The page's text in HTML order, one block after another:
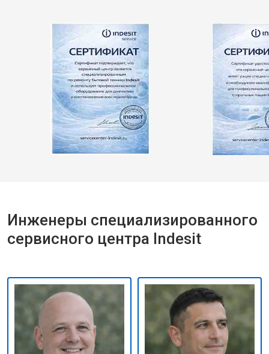
Инженеры специализированного
сервисного центра Indesit